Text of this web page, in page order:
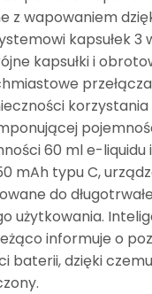
z wapowaniem
kapsułek 3
kapsułki i
korzystania
60 ml e-liquidu i
mAh typu C,
do
użytkowania.
informuje o
baterii, dzięki